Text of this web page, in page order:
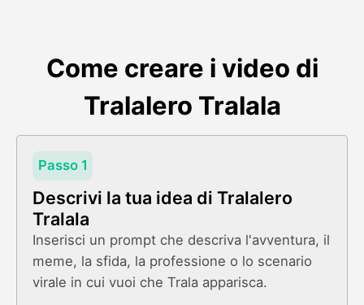
Come creare i video di
Tralalero Tralala
Passo 1
Descrivi la tua idea di Tralalero
Tralala
Inserisci un prompt che descriva l'avventura, il
meme, la sfida, la professione o lo scenario
virale in cui vuoi che Trala apparisca.